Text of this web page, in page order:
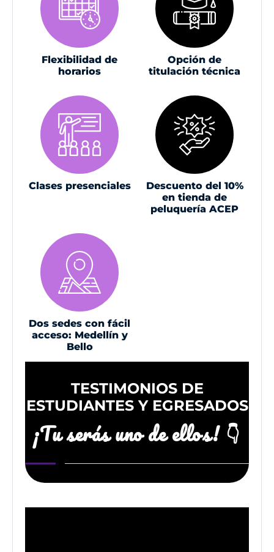
Flexibilidad de
horarios
Opción de
titulación técnica
Clases presenciales
Descuento del 10%
en tienda de
peluquería ACEP
Dos sedes con fácil
acceso: Medellín y
Bello
TESTIMONIOS DE
ESTUDIANTES Y EGRESADOS
¡Tu serás uno de ellos! 👇